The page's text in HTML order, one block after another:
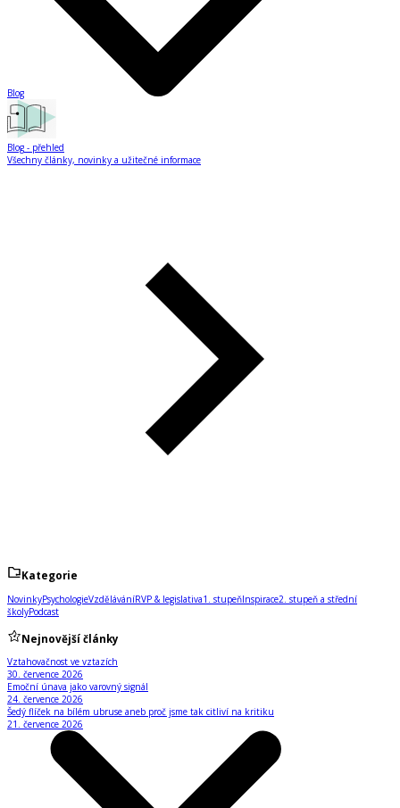
Blog
Blog - přehled
Všechny články, novinky a užitečné informace
Kategorie
NovinkyPsychologieVzděláváníRVP & legislativa1. stupeňInspirace2. stupeň a střední
školyPodcast
Nejnovější články
Vztahovačnost ve vztazích
30. července 2026
Emoční únava jako varovný signál
24. července 2026
Šedý flíček na bílém ubruse aneb proč jsme tak citliví na kritiku
21. července 2026